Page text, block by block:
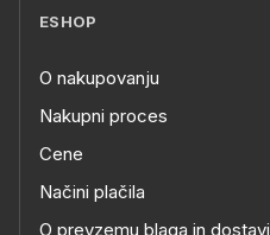
ESHOP
O nakupovanju
Nakupni proces
Cene
Načini plačila
O prevzemu blaga in dostavi